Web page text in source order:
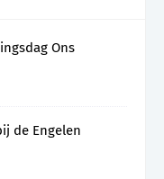
Ons
de Engelen